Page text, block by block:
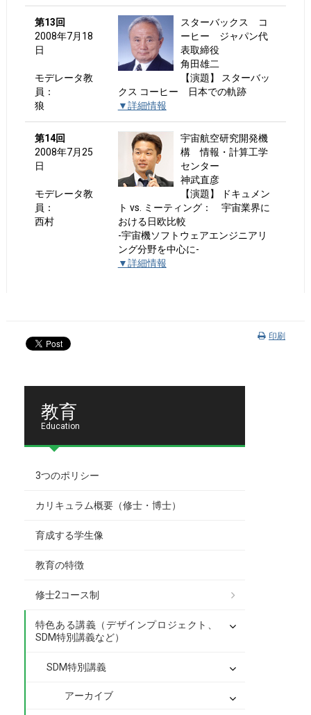
第13回
2008年7月18
日
モデレータ教
員：
狼
スターバックス コ
ーヒー ジャパン代
表取締役
角田雄二
【演題】 スターバッ
クス コーヒー 日本での軌跡
▼詳細情報
第14回
2008年7月25
日
モデレータ教
員：
西村
宇宙航空研究開発機
構 情報・計算工学
センター
神武直彦
【演題】 ドキュメン
ト vs. ミーティング： 宇宙業界に
おける日欧比較
-宇宙機ソフトウェアエンジニアリ
ング分野を中心に-
▼詳細情報
印刷
教育
Education
3つのポリシー
カリキュラム概要（修士・博士）
育成する学生像
教育の特徴
修士2コース制
特色ある講義（デザインプロジェクト、
SDM特別講義など）
SDM特別講義
アーカイブ